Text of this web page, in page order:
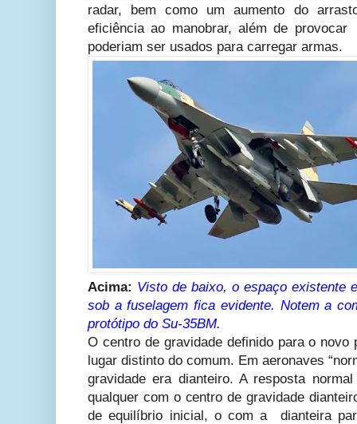
radar, bem como um aumento do
eficiência ao manobrar, além de
poderiam ser usados para carregar armas.
Acima: Visto de baixo, o espaço existente
sob a fuselagem fica evidente. Notem a
protótipo do Su-35BM.
O centro de gravidade definido para o
lugar distinto do comum. Em aeronaves
gravidade era dianteiro. A resposta
qualquer com o centro de gravidade
de equilíbrio inicial, o com a dianteira